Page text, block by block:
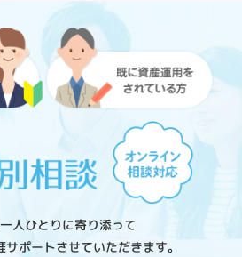
人ひとりに寄り添って
ポートさせていただきます。